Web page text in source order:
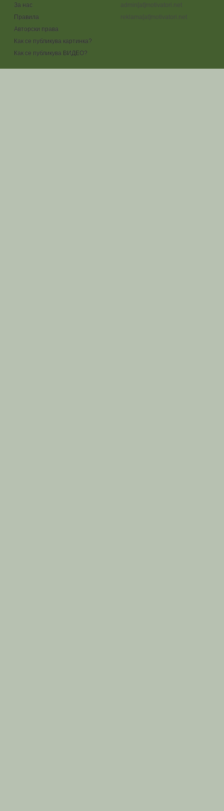
За нас
Правила
Авторски права
Как се публикува картинка?
Как се публикува ВИДЕО?
admin[at]motivatori.net
reklama[at]motivatori.net